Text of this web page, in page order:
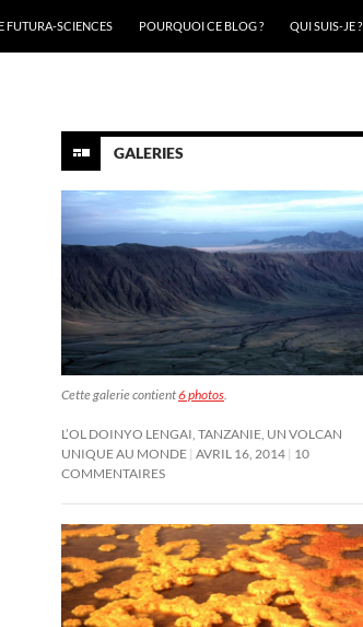
FUTURA-SCIENCES
POURQUOI CE BLOG ? QUI SUIS-JE ?
GALERIES
Cette galerie contient6 photos.
L’OL DOINYO LENGAI, TANZANIE, UN VOLCAN
UNIQUE AU MONDE AVRIL 16, 2014 10
COMMENTAIRES